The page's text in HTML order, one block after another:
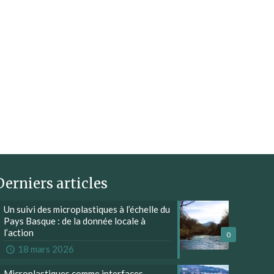
articles
0
Un suivi des microplastiques à l’échelle du
Pays Basque : de la donnée locale à
l’action
18 mars 2026